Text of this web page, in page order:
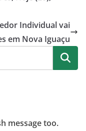
Individual vai
em Nova Iguaçu
message too.